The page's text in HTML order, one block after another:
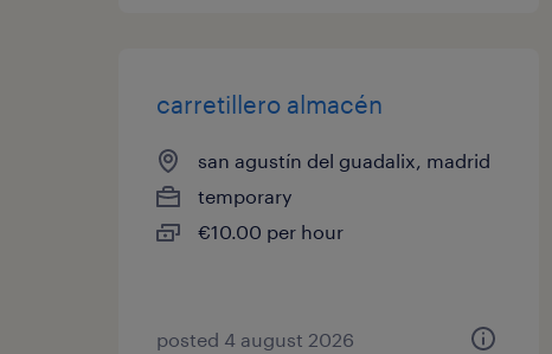
carretillero almacén
san agustín del guadalix, madrid
temporary
€10.00 per hour
posted 4 august 2026